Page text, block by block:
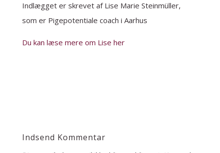
Indlægget er skrevet af Lise Marie Steinmüller,
som er Pigepotentiale coach i Aarhus
Du kan læse mere om Lise her
Indsend Kommentar